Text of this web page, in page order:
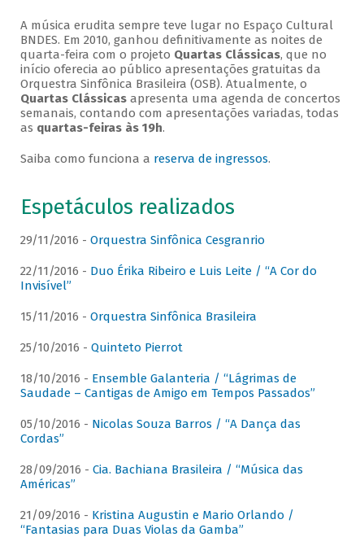
A música erudita sempre teve lugar no Espaço Cultural
BNDES. Em 2010, ganhou definitivamente as noites de
quarta-feira com o projeto Quartas Clássicas, que no
início oferecia ao público apresentações gratuitas da
Orquestra Sinfônica Brasileira (OSB). Atualmente, o
Quartas Clássicasapresenta uma agenda de concertos
semanais, contando com apresentações variadas, todas
as quartas-feiras às 19h.
Saiba como funciona a reserva de ingressos.
Espetáculos realizados
29/11/2016 - Orquestra Sinfônica Cesgranrio
22/11/2016 - Duo Érika Ribeiro e Luis Leite / “A Cor do
Invisível”
15/11/2016 - Orquestra Sinfônica Brasileira
25/10/2016 - Quinteto Pierrot
18/10/2016 - Ensemble Galanteria / “Lágrimas de
Saudade – Cantigas de Amigo em Tempos Passados”
05/10/2016 - Nicolas Souza Barros / “A Dança das
Cordas”
28/09/2016 - Cia. Bachiana Brasileira / “Música das
Américas”
21/09/2016 - Kristina Augustin e Mario Orlando /
“Fantasias para Duas Violas da Gamba”